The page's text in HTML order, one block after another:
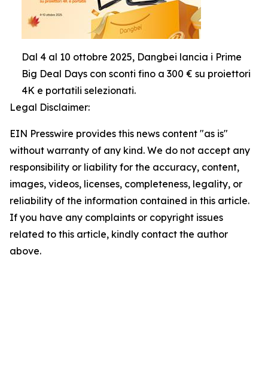
Dal 4 al 10 ottobre 2025, Dangbei lancia i Prime
Big Deal Days con sconti fino a 300 € su proiettori
4K e portatili selezionati.
Legal Disclaimer:
EIN Presswire provides this news content "as is"
without warranty of any kind. We do not accept any
responsibility or liability for the accuracy, content,
images, videos, licenses, completeness, legality, or
reliability of the information contained in this article.
If you have any complaints or copyright issues
related to this article, kindly contact the author
above.